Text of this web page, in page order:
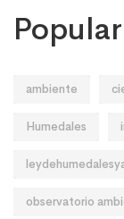
ambiente
Humedales
observatorio